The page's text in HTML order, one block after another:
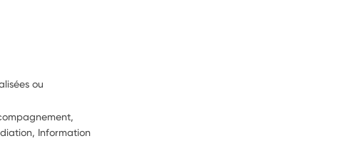
ou
Information